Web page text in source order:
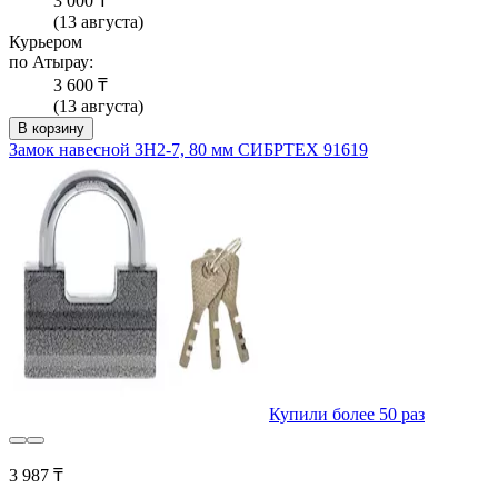
(13 августа)
Курьером
по Атырау:
3 600 ₸
(13 августа)
В корзину
Замок навесной ЗН2-7, 80 мм СИБРТЕХ 91619
Купили более 50 раз
3 987 ₸